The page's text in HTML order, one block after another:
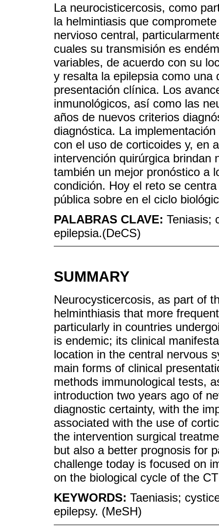
La neurocisticercosis, como
la helmintiasis que
nervioso central,
cuales su transmisión es
variables, de acuerdo con su
y resalta la epilepsia como una
presentación clínica. Los
inmunológicos, así como las
años de nuevos criterios
diagnóstica. La
con el uso de corticoides y, en
intervención quirúrgica brindan
también un mejor pronóstico a
condición. Hoy el reto se
pública sobre en el ciclo
PALABRAS CLAVE: Teniasis;
epilepsia.(DeCS)
SUMMARY
Neurocysticercosis, as part of
helminthiasis that more
particularly in countries
is endemic; its clinical
location in the central nervous
main forms of clinical
methods immunological tests,
introduction two years ago of
diagnostic certainty, with the
associated with the use of
the intervention surgical
but also a better prognosis for
challenge today is focused on
on the biological cycle of the
KEYWORDS: Taeniasis;
epilepsy. (MeSH)